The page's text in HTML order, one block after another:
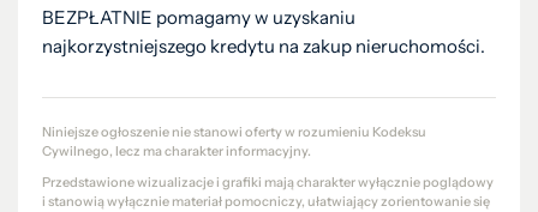
BEZPŁATNIE pomagamy w uzyskaniu
najkorzystniejszego kredytu na zakup nieruchomości.
Niniejsze ogłoszenie nie stanowi oferty w rozumieniu Kodeksu
Cywilnego, lecz ma charakter informacyjny.
Przedstawione wizualizacje i grafiki mają charakter wyłącznie poglądowy
i stanowią wyłącznie materiał pomocniczy, ułatwiający zorientowanie się